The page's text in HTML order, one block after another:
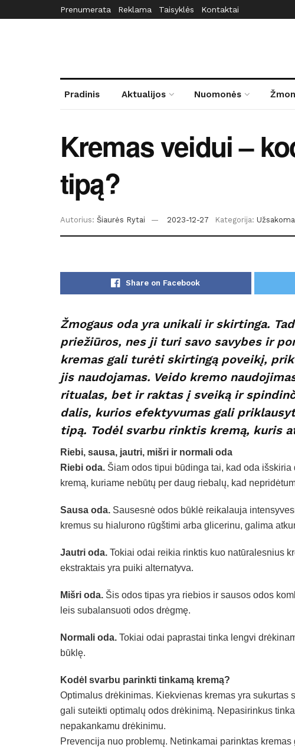
Prenumerata Reklama Taisyklės Kontaktai
Pradinis Aktualijos Nuomonės
Kremas veidui –
tipą?
Autorius: Šiaurės Rytai 2023-12-27 Kategorija:
Share on Facebook
Žmogaus oda yra unikali ir skirtinga.
priežiūros, nes ji turi savo savybes ir
kremas gali turėti skirtingą poveikį,
jis naudojamas. Veido kremo
ritualas, bet ir raktas į sveiką ir
dalis, kurios efektyvumas gali
tipą. Todėl svarbu rinktis kremą, kuris
Riebi, sausa, jautri, mišri ir normali oda
Riebi oda. Šiam odos tipui būdinga tai, kad oda
kremą, kuriame nebūtų per daug riebalų, kad
Sausa oda. Sausesnė odos būklė reikalauja
kremus su hialurono rūgštimi arba glicerinu, galima
Jautri oda. Tokiai odai reikia rinktis kuo natūralesnius
ekstraktais yra puiki alternatyva.
Mišri oda. Šis odos tipas yra riebios ir sausos odos
leis subalansuoti odos drėgmę.
Normali oda. Tokiai odai paprastai tinka lengvi
būklę.
Kodėl svarbu parinkti tinkamą kremą?
Optimalus drėkinimas. Kiekvienas kremas yra sukurtas
gali suteikti optimalų odos drėkinimą. Nepasirinkus
nepakankamu drėkinimu.
Prevencija nuo problemų. Netinkamai parinktas